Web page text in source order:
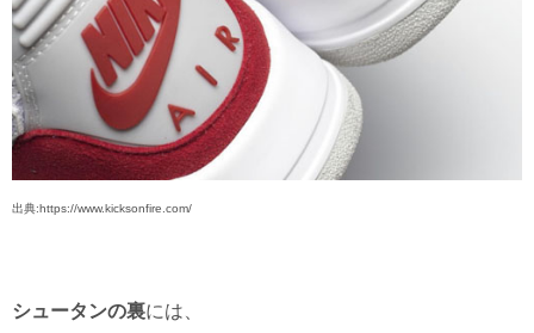
出典:https://www.kicksonfire.com/
シュータンの裏には、